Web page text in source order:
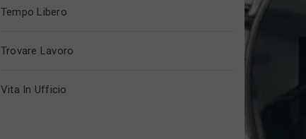
Tempo Libero
Trovare Lavoro
Vita In Ufficio